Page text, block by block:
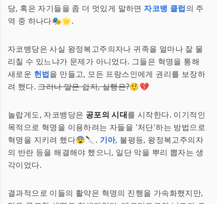
당, 혹은 자기들을 좀 더 멋있게 말하면자코뱅 클럽의 주
역 중 하나다🎭🌟.
자코뱅당은 사실 왕정복고주의자나 귀족을 얼마나 잘 물
리칠 수 있느냐가 문제가 아니었다. 그들은 혁명을 통해
새로운 헌법을 만들고, 모든 프랑스인에게 권리를 보장하
려 했다.그러나 말은 쉽지, 실행은?🤨💔
놀랍게도, 자코뱅당은 공포의 시대를 시작한다. 이기적인
목적으로 혁명을 이용하려는 자들을 '처단'하는 방법으로
혁명을 지키려 했다😨🔪. 기아, 불평등, 왕정복고주의자
의 반란 등을 해결해야 했으니, 일단 악을 뿌리 뽑자는 생
각이었다.
결과적으로 이들의 활약은 혁명의 진행을 가속화했지만,